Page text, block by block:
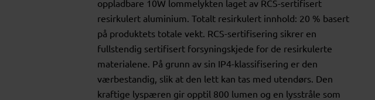
oppladbare 10W lommelykten laget av RCS-sertifisert
resirkulert aluminium. Totalt resirkulert innhold: 20 % basert
på produktets totale vekt. RCS-sertifisering sikrer en
fullstendig sertifisert forsyningskjede for de resirkulerte
materialene. På grunn av sin IP4-klassifisering er den
værbestandig, slik at den lett kan tas med utendørs. Den
kraftige lyspæren gir opptil 800 lumen og en lysstråle som